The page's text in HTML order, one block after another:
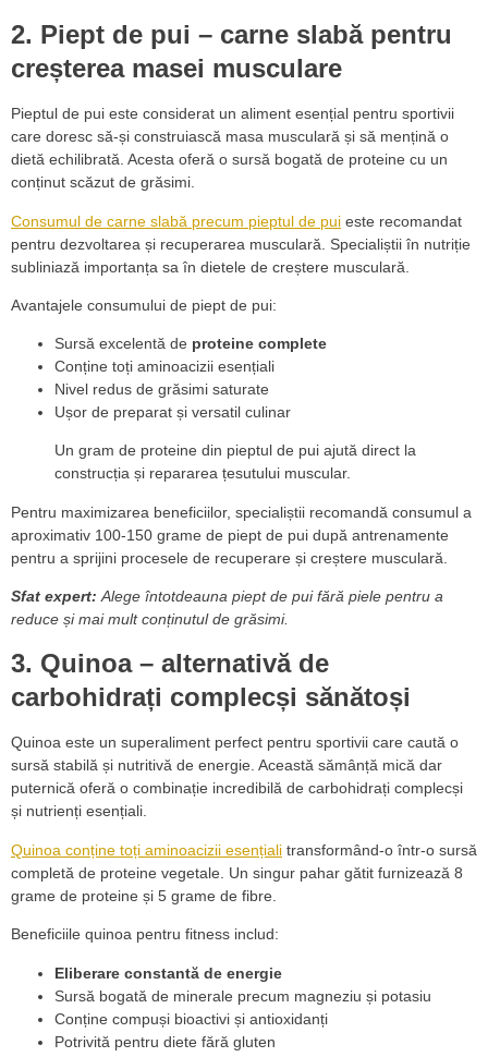
2. Piept de pui – carne slabă pentru
creșterea masei musculare
Pieptul de pui este considerat un aliment esențial pentru sportivii
care doresc să-și construiască masa musculară și să mențină o
dietă echilibrată. Acesta oferă o sursă bogată de proteine cu un
conținut scăzut de grăsimi.
Consumul de carne slabă precum pieptul de pui este recomandat
pentru dezvoltarea și recuperarea musculară. Specialiștii în nutriție
subliniază importanța sa în dietele de creștere musculară.
Avantajele consumului de piept de pui:
Sursă excelentă de proteine complete
Conține toți aminoacizii esențiali
Nivel redus de grăsimi saturate
Ușor de preparat și versatil culinar
Un gram de proteine din pieptul de pui ajută direct la
construcția și repararea țesutului muscular.
Pentru maximizarea beneficiilor, specialiștii recomandă consumul a
aproximativ 100-150 grame de piept de pui după antrenamente
pentru a sprijini procesele de recuperare și creștere musculară.
Sfat expert: Alege întotdeauna piept de pui fără piele pentru a
reduce și mai mult conținutul de grăsimi.
3. Quinoa – alternativă de
carbohidrați complecși sănătoși
Quinoa este un superaliment perfect pentru sportivii care caută o
sursă stabilă și nutritivă de energie. Această sămânță mică dar
puternică oferă o combinație incredibilă de carbohidrați complecși
și nutrienți esențiali.
Quinoa conține toți aminoacizii esențiali transformând-o într-o sursă
completă de proteine vegetale. Un singur pahar gătit furnizează 8
grame de proteine și 5 grame de fibre.
Beneficiile quinoa pentru fitness includ:
Eliberare constantă de energie
Sursă bogată de minerale precum magneziu și potasiu
Conține compuși bioactivi și antioxidanți
Potrivită pentru diete fără gluten